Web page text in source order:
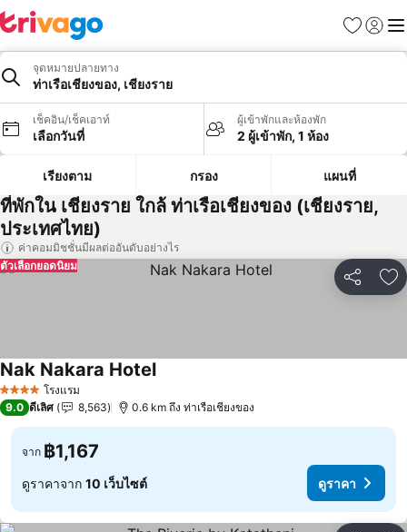
รายการโป
เข้าสู่ร
เมนู
จุดหมายปลายทาง
ท่าเรือเชียงของ, เชียงราย
เช็คอิน/เช็คเอาท์
เลือกวันที่
ผู้เข้าพักและห้องพัก
2 ผู้เข้าพัก, 1 ห้อง
เรียงตาม กรอง แผนที่
ที่พักใน เชียงราย ใกล้ ท่าเรือเชียงของ (เชียงราย,
ประเทศไทย)
ค่าคอมมิชชั่นมีผลต่ออันดับอย่างไร
แชร์ เ
ตัวเลือกยอดนิยม
4 ดาว โรงแรม
Nak Nakara Hotel
9.0 ดีเลิศ 8,563 0.6 km ถึง ท่าเรือเชียงของ
จาก ฿1,167
ดูราคาจาก 10 เว็บไซต์ ดูราคา